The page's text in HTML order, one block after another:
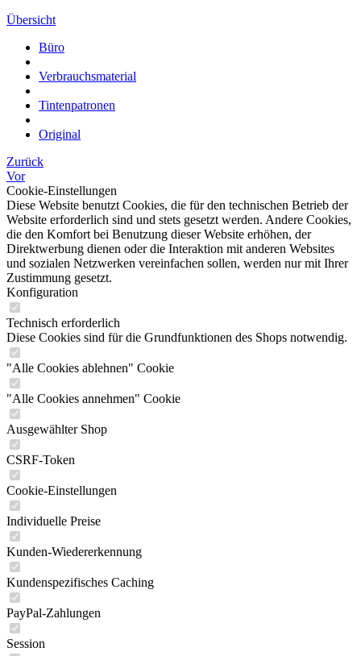
Übersicht
Büro
Verbrauchsmaterial
Tintenpatronen
Original
Zurück
Vor
Cookie-Einstellungen
Diese Website benutzt Cookies, die für den technischen Betrieb der
Website erforderlich sind und stets gesetzt werden. Andere Cookies,
die den Komfort bei Benutzung dieser Website erhöhen, der
Direktwerbung dienen oder die Interaktion mit anderen Websites
und sozialen Netzwerken vereinfachen sollen, werden nur mit Ihrer
Zustimmung gesetzt.
Konfiguration
Technisch erforderlich
Diese Cookies sind für die Grundfunktionen des Shops notwendig.
"Alle Cookies ablehnen" Cookie
"Alle Cookies annehmen" Cookie
Ausgewählter Shop
CSRF-Token
Cookie-Einstellungen
Individuelle Preise
Kunden-Wiedererkennung
Kundenspezifisches Caching
PayPal-Zahlungen
Session